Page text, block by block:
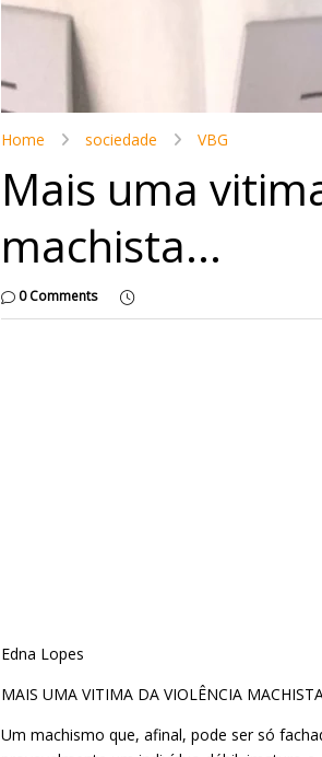
Home sociedade VBG
Mais uma
machista...
0 Comments
Edna Lopes
MAIS UMA VITIMA DA VIOLÊNCIA
Um machismo que, afinal, pode ser só